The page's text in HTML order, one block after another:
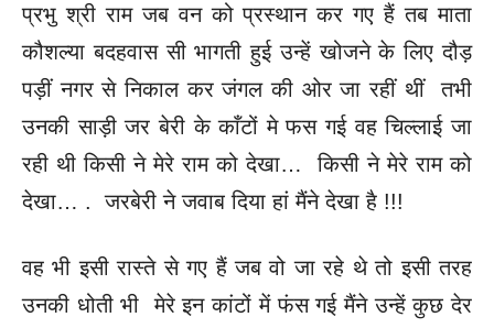
प्रभु श्री राम जब वन को प्रस्थान कर गए हैं तब माता
कौशल्या बदहवास सी भागती हुई उन्हें खोजने के लिए दौड़
पड़ीं नगर से निकाल कर जंगल की ओर जा रहीं थीं तभी
उनकी साड़ी जर बेरी के काँटों मे फस गई वह चिल्लाई जा
रही थी किसी ने मेरे राम को देखा… किसी ने मेरे राम को
देखा… . जरबेरी ने जवाब दिया हां मैंने देखा है !!!
वह भी इसी रास्ते से गए हैं जब वो जा रहे थे तो इसी तरह
उनकी धोती भी मेरे इन कांटों में फंस गई मैंने उन्हें कुछ देर